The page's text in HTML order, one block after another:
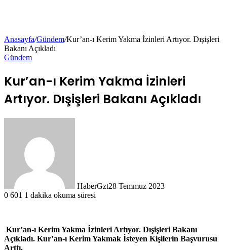
Anasayfa/Gündem/Kur’an-ı Kerim Yakma İzinleri Artıyor. Dışişleri
Bakanı Açıkladı
Gündem
Kur’an-ı Kerim Yakma İzinleri
Artıyor. Dışişleri Bakanı Açıkladı
HaberGzt28 Temmuz 2023
0 601 1 dakika okuma süresi
Kur’an-ı Kerim Yakma İzinleri Artıyor. Dışişleri Bakanı
Açıkladı. Kur’an-ı Kerim Yakmak İsteyen Kişilerin Başvurusu
Arttı.